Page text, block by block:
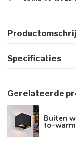
Specificaties
Gerelateerde
Buiten
to-